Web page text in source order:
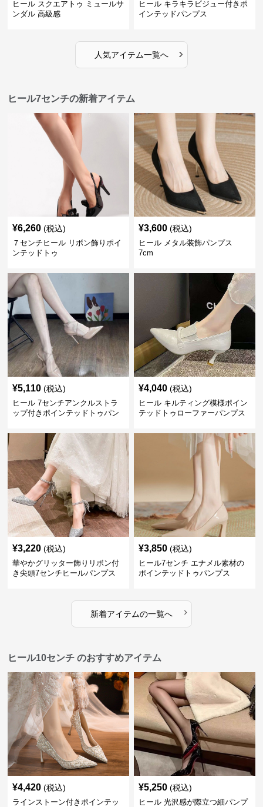
ヒール スクエアトゥ ミュールサ
ンダル 高級感
ヒール キラキラビジュー付きポ
インテッドパンプス
人気アイテム一覧へ ›
ヒール7センチの新着アイテム
¥6,260 (税込)
７センチヒール リボン飾りポイ
ンテッドトゥ
¥3,600 (税込)
ヒール メタル装飾パンプス
7cm
¥5,110 (税込)
ヒール 7センチアンクルストラ
ップ付きポインテッドトゥパン
¥4,040 (税込)
ヒール キルティング模様ポイン
テッドトゥローファーパンプス
¥3,220 (税込)
華やかグリッター飾りリボン付
き尖頭7センチヒールパンプス
¥3,850 (税込)
ヒール7センチ エナメル素材の
ポインテッドトゥパンプス
新着アイテムの一覧へ ›
ヒール10センチ のおすすめアイテム
¥4,420 (税込)
ラインストーン付きポインテッ
¥5,250 (税込)
ヒール 光沢感が際立つ細パンプ